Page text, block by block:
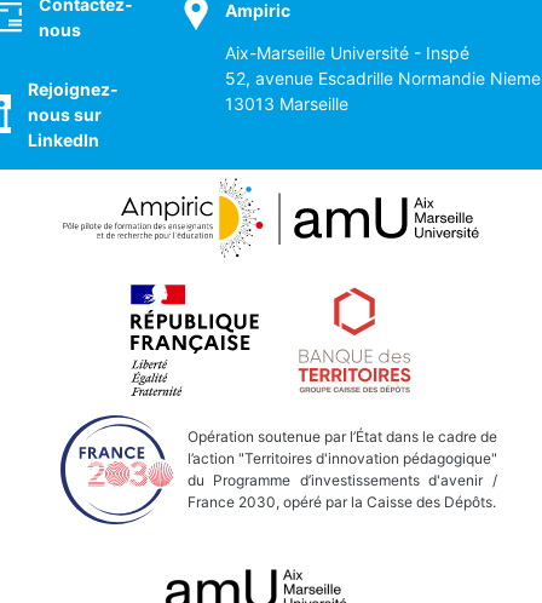
nous
Rejoignez-
nous sur
LinkedIn
Ampiric
Aix-Marseille Université - Inspé
52, avenue Escadrille Normandie
13013 Marseille
Opération soutenue par l’État dans le cadre de
l’action "Territoires d'innovation pédagogique"
du Programme d’investissements d'avenir /
France 2030, opéré par la Caisse des Dépôts.